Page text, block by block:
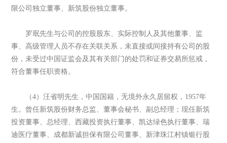
限公司独立董事、新筑股份独立董事。
罗珉先生与公司的控股股东、实际控制人及其他董事、监
事、高级管理人员不存在关联关系，未直接或间接持有公司的股
份，未受过中国证监会及其有关部门的处罚和证券交易所惩戒，
符合董事任职资格。
（4）汪省明先生，中国国籍，无境外永久居留权，1957年
生。曾任新筑股份财务总监、董事会秘书、副总经理；现任新筑
投资董事、总经理、西藏投资执行董事、凯达绿色执行董事、瑞
迪医疗董事、成都新诚担保有限公司董事、新津珠江村镇银行股